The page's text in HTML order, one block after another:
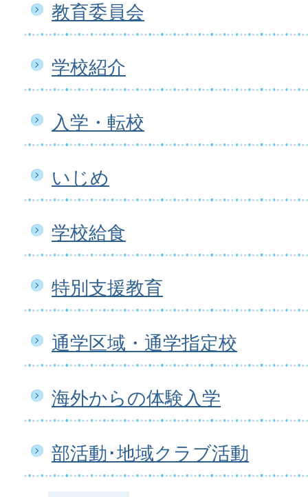
教育委員会
学校紹介
入学・転校
いじめ
学校給食
特別支援教育
通学区域・通学指定校
海外からの体験入学
部活動･地域クラブ活動